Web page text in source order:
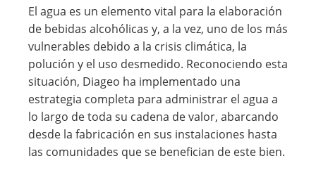
El agua es un elemento vital para la elaboración
de bebidas alcohólicas y, a la vez, uno de los más
vulnerables debido a la crisis climática, la
polución y el uso desmedido. Reconociendo esta
situación, Diageo ha implementado una
estrategia completa para administrar el agua a
lo largo de toda su cadena de valor, abarcando
desde la fabricación en sus instalaciones hasta
las comunidades que se benefician de este bien.